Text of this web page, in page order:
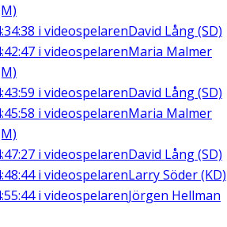
i videospelarenDavid Lång (SD)
i videospelarenMaria Malmer
i videospelarenDavid Lång (SD)
i videospelarenMaria Malmer
i videospelarenDavid Lång (SD)
i videospelarenLarry Söder (KD)
i videospelarenJörgen Hellman